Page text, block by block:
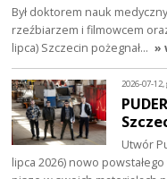
Był doktorem nauk
rzeźbiarzem i filmowcem
lipca) Szczecin pożegnał… »
2026-07-
Utwór
lipca 2026) nowo